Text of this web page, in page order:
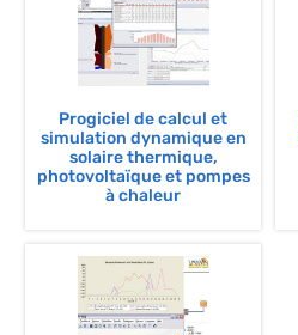
Progiciel de calcul et
simulation dynamique en
solaire thermique,
photovoltaïque et pompes
à chaleur